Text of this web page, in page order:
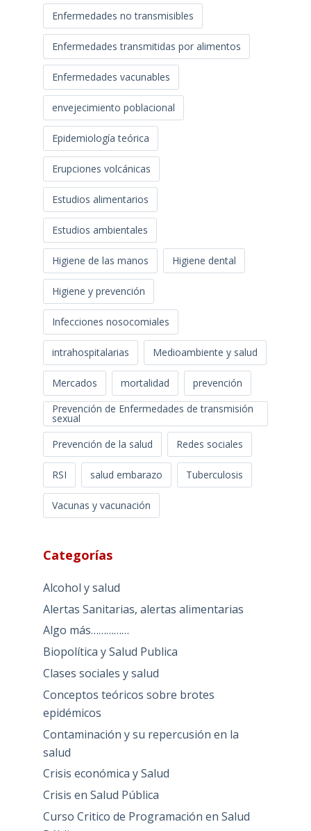
Enfermedades no transmisibles
Enfermedades transmitidas por alimentos
Enfermedades vacunables
envejecimiento poblacional
Epidemiología teórica
Erupciones volcánicas
Estudios alimentarios
Estudios ambientales
Higiene de las manos Higiene dental
Higiene y prevención
Infecciones nosocomiales
intrahospitalarias Medioambiente y salud
Mercados mortalidad
prevención
Prevención de Enfermedades de transmisión
sexual
Prevención de la salud
Redes sociales
RSI salud embarazo Tuberculosis
Vacunas y vacunación
Categorías
Alcohol y salud
Alertas Sanitarias, alertas alimentarias
Algo más……………
Biopolítica y Salud Publica
Clases sociales y salud
Conceptos teóricos sobre brotes
epidémicos
Contaminación y su repercusión en la
salud
Crisis económica y Salud
Crisis en Salud Pública
Curso Critico de Programación en Salud